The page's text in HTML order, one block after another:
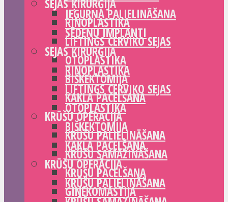
SEJAS ĶIRURĢIJA
RINOPLASTIKA
LIFTINGS CERVIKO SEJAS
OTOPLASTIKA
BIŠKEKTOMIJA
KAKLA PACELŠANA
KRŪŠU OPERĀCIJA
KRŪŠU PALIELINĀŠANA
KRŪŠU SAMAZINĀŠANA
KRŪŠU PACELŠANA
GINEKOMASTIJA
IEGURŅA PALIELINĀŠANA
SĒDEŅU IMPLANTI
SEJAS ĶIRURĢIJA
RINOPLASTIKA
LIFTINGS CERVIKO SEJAS
OTOPLASTIKA
BIŠKEKTOMIJA
KAKLA PACELŠANA
KRŪŠU OPERĀCIJA
KRŪŠU PALIELINĀŠANA